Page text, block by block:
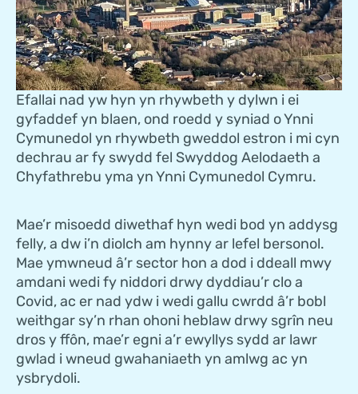
Efallai nad yw hyn yn rhywbeth y dylwn i ei
gyfaddef yn blaen, ond roedd y syniad o Ynni
Cymunedol yn rhywbeth gweddol estron i mi cyn
dechrau ar fy swydd fel Swyddog Aelodaeth a
Chyfathrebu yma yn Ynni Cymunedol Cymru.
Mae’r misoedd diwethaf hyn wedi bod yn addysg
felly, a dw i’n diolch am hynny ar lefel bersonol.
Mae ymwneud â’r sector hon a dod i ddeall mwy
amdani wedi fy niddori drwy dyddiau’r clo a
Covid, ac er nad ydw i wedi gallu cwrdd â’r bobl
weithgar sy’n rhan ohoni heblaw drwy sgrîn neu
dros y ffôn, mae’r egni a’r ewyllys sydd ar lawr
gwlad i wneud gwahaniaeth yn amlwg ac yn
ysbrydoli.